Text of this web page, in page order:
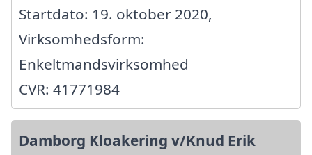
Startdato: 19. oktober 2020,
Virksomhedsform:
Enkeltmandsvirksomhed
CVR: 41771984
Damborg Kloakering v/Knud Erik